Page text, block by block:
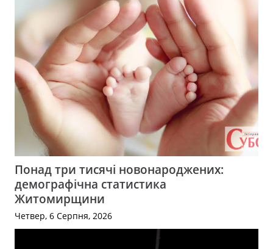
Понад три тисячі новонароджених:
демографічна статистика
Житомирщини
Четвер, 6 Серпня, 2026